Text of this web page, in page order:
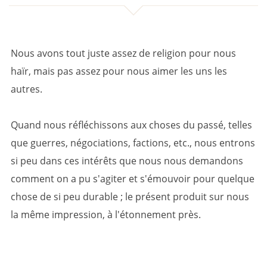
Nous avons tout juste assez de religion pour nous
haïr, mais pas assez pour nous aimer les uns les
autres.
Quand nous réfléchissons aux choses du passé, telles
que guerres, négociations, factions, etc., nous entrons
si peu dans ces intérêts que nous nous demandons
comment on a pu s'agiter et s'émouvoir pour quelque
chose de si peu durable ; le présent produit sur nous
la même impression, à l'étonnement près.